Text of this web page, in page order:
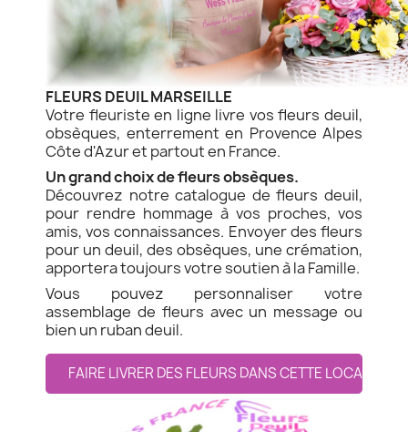
FLEURS DEUIL MARSEILLE
Votre fleuriste en ligne livre vos fleurs deuil,
obsèques, enterrement en Provence Alpes
Côte d'Azur et partout en France.
Un grand choix de fleurs obsèques.
Découvrez notre catalogue de fleurs deuil,
pour rendre hommage à vos proches, vos
amis, vos connaissances. Envoyer des fleurs
pour un deuil, des obsèques, une crémation,
apportera toujours votre soutien à la Famille.
Vous pouvez personnaliser votre
assemblage de fleurs avec un message ou
bien un ruban deuil.
FAIRE LIVRER DES FLEURS DANS CETTE LOCALITE